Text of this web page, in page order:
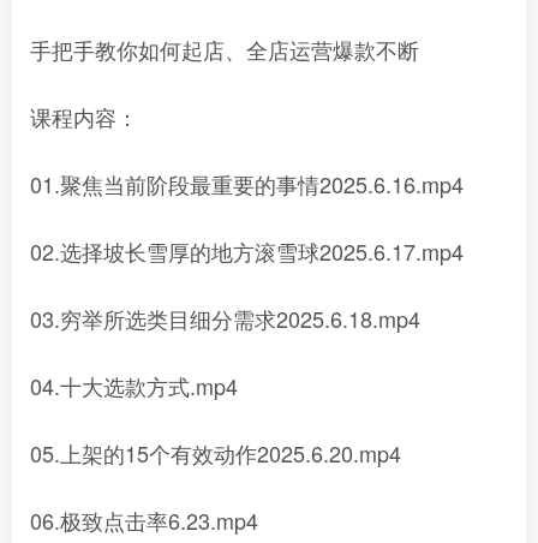
手把手教你如何起店、全店运营爆款不断
课程内容：
01.聚焦当前阶段最重要的事情2025.6.16.mp4
02.选择坡长雪厚的地方滚雪球2025.6.17.mp4
03.穷举所选类目细分需求2025.6.18.mp4
04.十大选款方式.mp4
05.上架的15个有效动作2025.6.20.mp4
06.极致点击率6.23.mp4